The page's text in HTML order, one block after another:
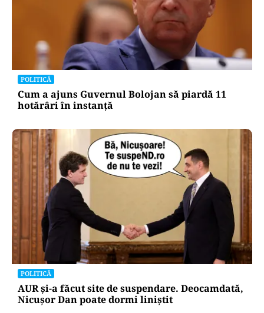
POLITICĂ
Cum a ajuns Guvernul Bolojan să piardă 11
hotărâri în instanță
POLITICĂ
AUR și-a făcut site de suspendare. Deocamdată,
Nicușor Dan poate dormi liniștit